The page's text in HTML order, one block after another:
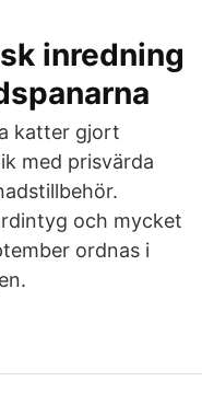
inredning
katter gjort
med prisvärda
och mycket
ordnas i